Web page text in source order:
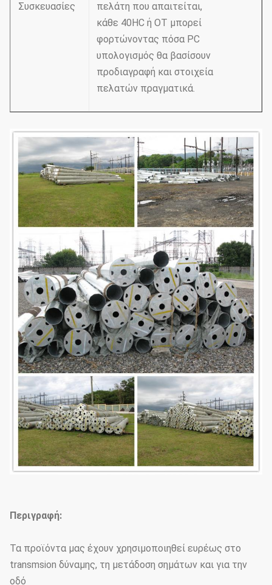
Συσκευασίες
πελάτη που απαιτείται,
κάθε 40HC ή OT μπορεί
φορτώνοντας πόσα PC
υπολογισμός θα βασίσουν
προδιαγραφή και στοιχεία
πελατών πραγματικά.
Περιγραφή:
Τα προϊόντα μας έχουν χρησιμοποιηθεί ευρέως στο
transmsion δύναμης, τη μετάδοση σημάτων και για την
οδό